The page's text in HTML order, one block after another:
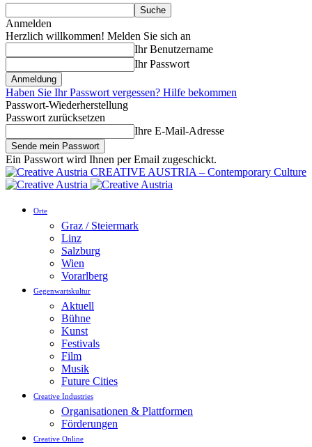
Anmelden
Herzlich willkommen! Melden Sie sich an
Ihr Benutzername
Ihr Passwort
Haben Sie Ihr Passwort vergessen? Hilfe bekommen
Passwort-Wiederherstellung
Passwort zurücksetzen
Ihre E-Mail-Adresse
Ein Passwort wird Ihnen per Email zugeschickt.
CREATIVE AUSTRIA – Contemporary Culture
Orte
Graz / Steiermark
Linz
Salzburg
Wien
Vorarlberg
Gegenwartskultur
Aktuell
Bühne
Kunst
Festivals
Film
Musik
Future Cities
Creative Industries
Organisationen & Plattformen
Förderungen
Creative Online